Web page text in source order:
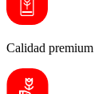
Calidad premium